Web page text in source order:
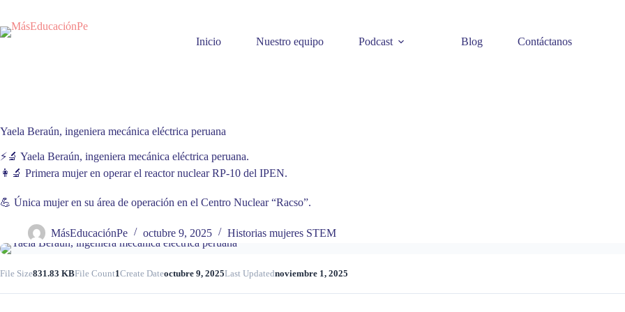
content
Inicio
Nuestro equipo Podcast Blog Contáctanos
Yaela Beraún, ingeniera mecánica eléctrica peruana
⚡🔬 Yaela Beraún, ingeniera mecánica eléctrica peruana.
👩‍🔬 Primera mujer en operar el reactor nuclear RP-10 del IPEN.
💪 Única mujer en su área de operación en el Centro Nuclear “Racso”.
MásEducaciónPe octubre 9, 2025 Historias mujeres STEM
File Size831.83 KBFile Count1Create Dateoctubre 9, 2025Last Updatednoviembre 1, 2025